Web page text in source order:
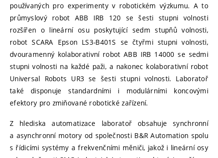
používaných pro experimenty v robotickém výzkumu. A to
průmyslový robot ABB IRB 120 se šesti stupni volnosti
rozšířen o lineární osu poskytující sedm stupňů volnosti,
robot SCARA Epson LS3-B401S se čtyřmi stupni volnosti,
dvouramenný kolaborativní robot ABB IRB 14000 se sedmi
stupni volnosti na každé paži, a nakonec kolaborativní robot
Universal Robots UR3 se šesti stupni volnosti. Laboratoř
také disponuje standardními i modulárními koncovými
efektory pro zmiňované robotické zařízení.
Z hlediska automatizace laboratoř obsahuje synchronní
a asynchronní motory od společnosti B&R Automation spolu
s řídicími systémy a frekvenčními měniči, jakož i lineární osy